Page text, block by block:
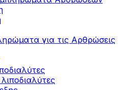
για τις Αρθρώσεις